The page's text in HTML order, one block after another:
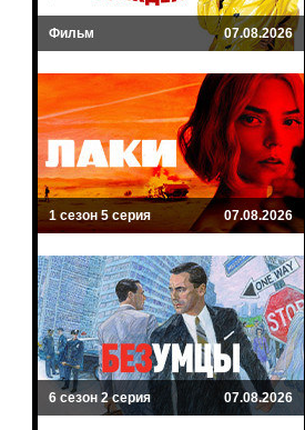
Фильм 07.08.2026
1 сезон 5 серия 07.08.2026
6 сезон 2 серия 07.08.2026